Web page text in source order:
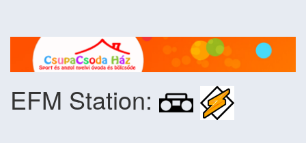
EFM Station: